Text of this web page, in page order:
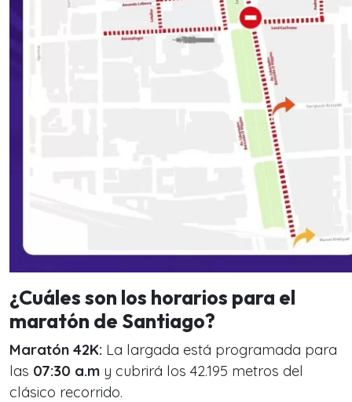
¿Cuáles son los horarios para el
maratón de Santiago?
Maratón 42K: La largada está programada para
las 07:30 a.m y cubrirá los 42.195 metros del
clásico recorrido.